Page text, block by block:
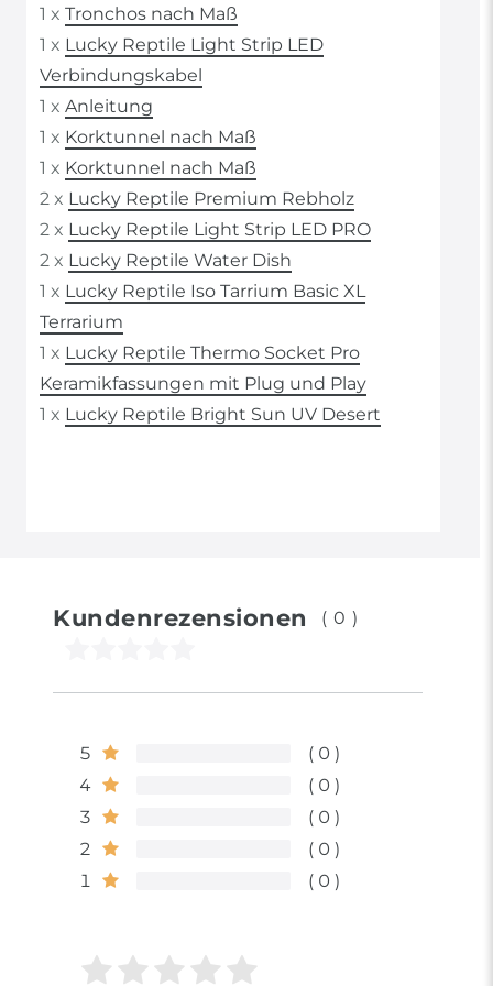
1 x Tronchos nach Maß
1 x Lucky Reptile Light Strip LED
Verbindungskabel
1 x Anleitung
1 x Korktunnel nach Maß
1 x Korktunnel nach Maß
2 x Lucky Reptile Premium Rebholz
2 x Lucky Reptile Light Strip LED PRO
2 x Lucky Reptile Water Dish
1 x Lucky Reptile Iso Tarrium Basic XL
Terrarium
1 x Lucky Reptile Thermo Socket Pro
Keramikfassungen mit Plug und Play
1 x Lucky Reptile Bright Sun UV Desert
Kundenrezensionen (0)
5
0
4
0
3
0
2
0
1
0
Bewertungssterne
4
3
2
1